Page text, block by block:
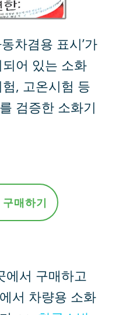
차겸용 표시’가
어 있는 소화
, 고온시험 등
검증한 소화기
매하기
에서 구매하고
서 차량용 소화